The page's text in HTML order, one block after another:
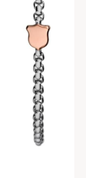
24 heures. LIGE
que la
du client est
permanent,
reflète dans la
produit et du